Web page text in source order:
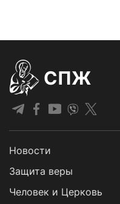
СПЖ
Новости
Защита веры
Человек и Церковь